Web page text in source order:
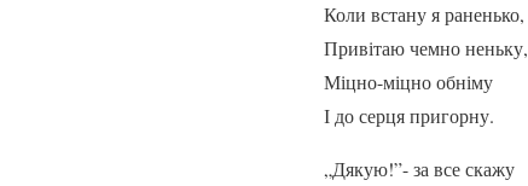
Коли встану я раненько,
Привітаю чемно неньку,
Міцно-міцно обніму
І до серця пригорну.
„Дякую!”- за все скажу